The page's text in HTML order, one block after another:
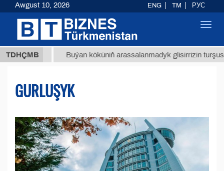
TDHÇMBBuýan köküniň arassalanmadyk glisirrizin turşusy (t.)
GURLUŞYK
Awgust 10, 2026 ENG TM РУС